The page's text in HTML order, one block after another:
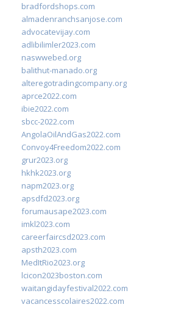
bradfordshops.com
almadenranchsanjose.com
advocatevijay.com
adlibilimler2023.com
naswwebed.org
balithut-manado.org
alteregotradingcompany.org
aprce2022.com
ibie2022.com
sbcc-2022.com
AngolaOilAndGas2022.com
Convoy4Freedom2022.com
grur2023.org
hkhk2023.org
napm2023.org
apsdfd2023.org
forumausape2023.com
imkl2023.com
careerfaircsd2023.com
apsth2023.com
MedItRio2023.org
lcicon2023boston.com
waitangidayfestival2022.com
vacancesscolaires2022.com